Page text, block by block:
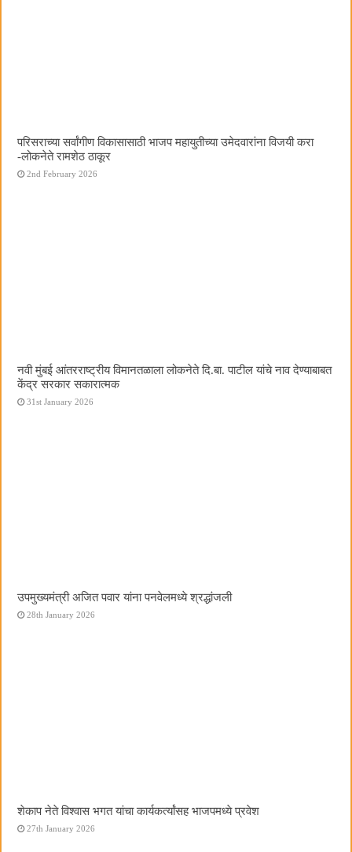
परिसराच्या सर्वांगीण विकासासाठी भाजप महायुतीच्या उमेदवारांना विजयी करा
-लोकनेते रामशेठ ठाकूर
2nd February 2026
नवी मुंबई आंतरराष्ट्रीय विमानतळाला लोकनेते दि.बा. पाटील यांचे नाव देण्याबाबत
केंद्र सरकार सकारात्मक
31st January 2026
उपमुख्यमंत्री अजित पवार यांना पनवेलमध्ये श्रद्धांजली
28th January 2026
शेकाप नेते विश्वास भगत यांचा कार्यकर्त्यांसह भाजपमध्ये प्रवेश
27th January 2026